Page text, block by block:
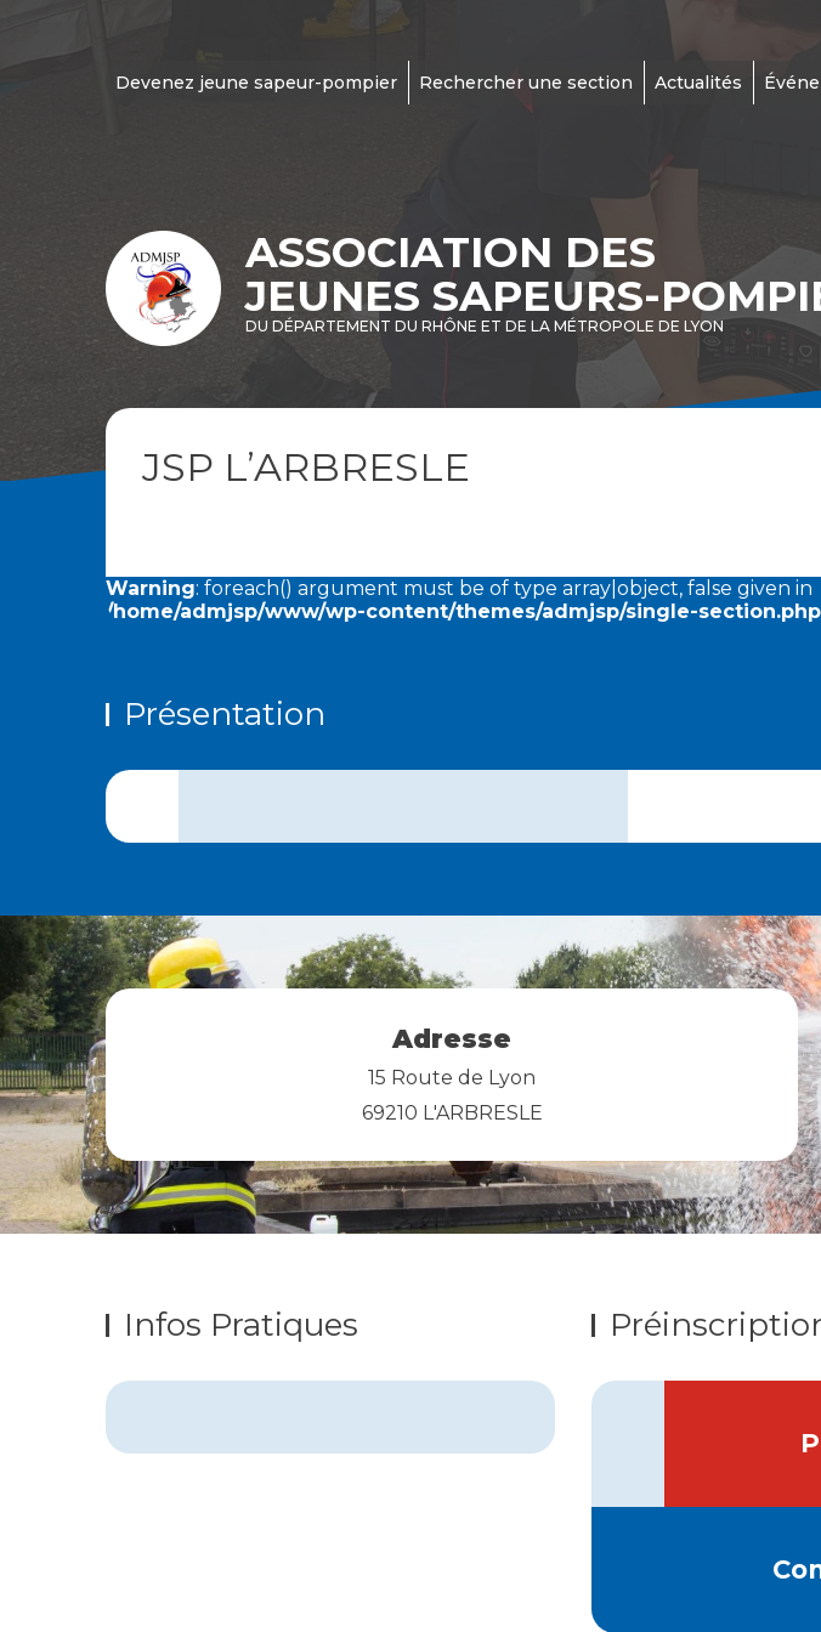
Devenez jeune sapeur-pompier Rechercher une section Actualités
ASSOCIATION DES
JEUNES SAPEURS-
DU DÉPARTEMENT DU RHÔNE ET DE LA MÉTROPOLE DE LYON
JSP L’ARBRESLE
Warning: foreach() argument must be of type array|object, false given in
/home/admjsp/www/wp-content/themes/admjsp/single-section.php
Présentation
Adresse
15 Route de Lyon
69210 L'ARBRESLE
Infos Pratiques